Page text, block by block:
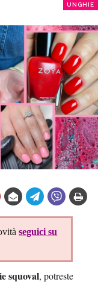
UNGHIE
seguici su
squoval, potreste